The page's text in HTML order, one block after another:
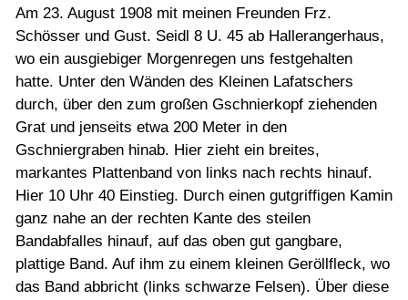
Am 23. August 1908 mit meinen Freunden Frz.
Schösser und Gust. Seidl 8 U. 45 ab Hallerangerhaus,
wo ein ausgiebiger Morgenregen uns festgehalten
hatte. Unter den Wänden des Kleinen Lafatschers
durch, über den zum großen Gschnierkopf ziehenden
Grat und jenseits etwa 200 Meter in den
Gschniergraben hinab. Hier zieht ein breites,
markantes Plattenband von links nach rechts hinauf.
Hier 10 Uhr 40 Einstieg. Durch einen gutgriffigen Kamin
ganz nahe an der rechten Kante des steilen
Bandabfalles hinauf, auf das oben gut gangbare,
plattige Band. Auf ihm zu einem kleinen Geröllfleck, wo
das Band abbricht (links schwarze Felsen). Über diese